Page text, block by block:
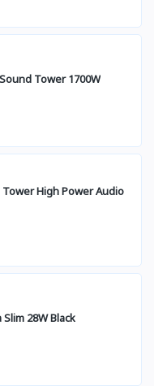
Tower 1700W
High Power Audio
28W Black